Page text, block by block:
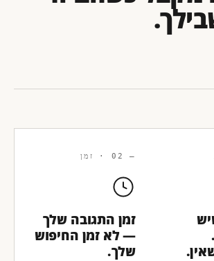
— 02 · זמן
זמן התגובה שלך
— לא זמן החיפוש
שלך.